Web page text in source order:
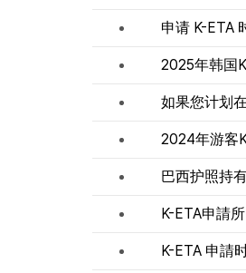
申请 K-ETA
2025年韩国
如果您计划
2024年游客
巴西护照持
K-ETA申請
K-ETA 申請